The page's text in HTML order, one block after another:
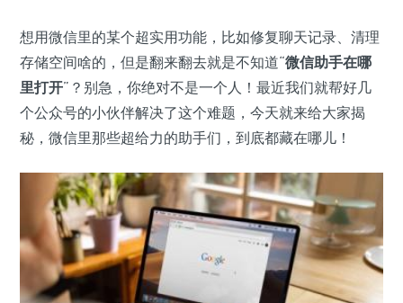
想用微信里的某个超实用功能，比如修复聊天记录、清理
存储空间啥的，但是翻来翻去就是不知道“微信助手在哪
里打开”？别急，你绝对不是一个人！最近我们就帮好几
个公众号的小伙伴解决了这个难题，今天就来给大家揭
秘，微信里那些超给力的助手们，到底都藏在哪儿！